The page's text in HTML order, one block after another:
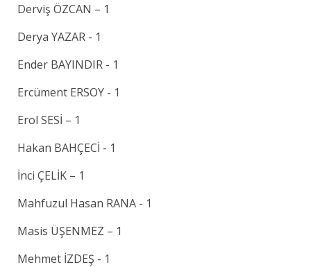
Derviş ÖZCAN – 1
Derya YAZAR - 1
Ender BAYINDIR - 1
Ercüment ERSOY - 1
Erol SESİ – 1
Hakan BAHÇECİ - 1
İnci ÇELİK – 1
Mahfuzul Hasan RANA - 1
Masis ÜŞENMEZ – 1
Mehmet İZDEŞ - 1